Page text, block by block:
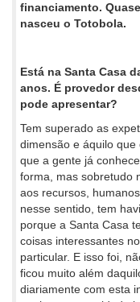
financiamento.
nasceu o Totobola.
Está na Santa Casa
anos. É provedor
pode apresentar?
Tem superado as
dimensão e áquilo que
que a gente já
forma, mas sobretudo
aos recursos,
nesse sentido, tem
porque a Santa Casa
coisas interessantes
particular. E isso foi,
ficou muito além
diariamente com esta